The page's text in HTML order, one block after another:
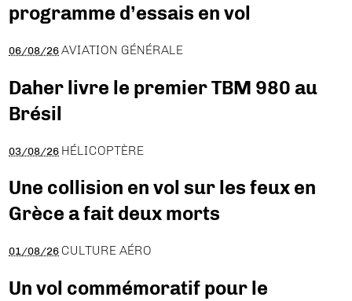
programme d’essais en vol
06/08/26 AVIATION GÉNÉRALE
Daher livre le premier TBM 980 au
Brésil
03/08/26 HÉLICOPTÈRE
Une collision en vol sur les feux en
Grèce a fait deux morts
01/08/26 CULTURE AÉRO
Un vol commémoratif pour le